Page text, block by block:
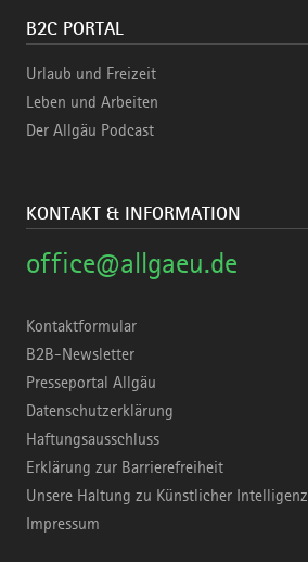
B2C PORTAL
Urlaub und Freizeit
Leben und Arbeiten
Der Allgäu Podcast
KONTAKT & INFORMATION
office@allgaeu.de
Kontaktformular
B2B-Newsletter
Presseportal Allgäu
Datenschutzerklärung
Haftungsausschluss
Erklärung zur Barrierefreiheit
Unsere Haltung zu Künstlicher Intelligenz
Impressum